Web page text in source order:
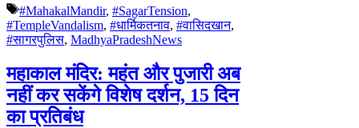
Tags
#MahakalMandir, #SagarTension,
#TempleVandalism, #धार्मिकतनाव, #वासिदखान,
#सागरपुलिस, MadhyaPradeshNews
महाकाल मंदिर: महंत और पुजारी अब
नहीं कर सकेंगे विशेष दर्शन, 15 दिन
का प्रतिबंध